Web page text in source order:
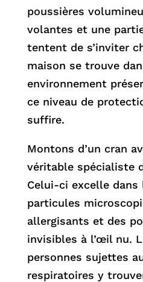
poussières
volantes et une
tentent de s’inviter
maison se trouve
environnement
ce niveau de
suffire.
Montons d’un cran
véritable spécialiste
Celui-ci excelle dans
particules
allergisants et des
invisibles à l’œil nu.
personnes sujettes
respiratoires y